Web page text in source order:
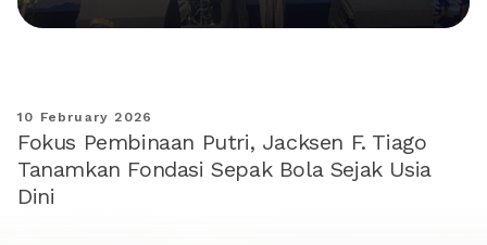
10 February 2026
Fokus Pembinaan Putri, Jacksen F. Tiago
Tanamkan Fondasi Sepak Bola Sejak Usia
Dini